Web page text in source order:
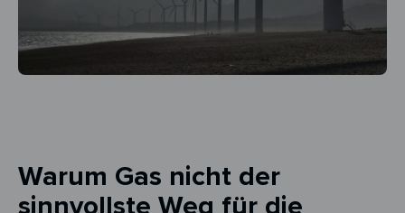
Warum Gas nicht der